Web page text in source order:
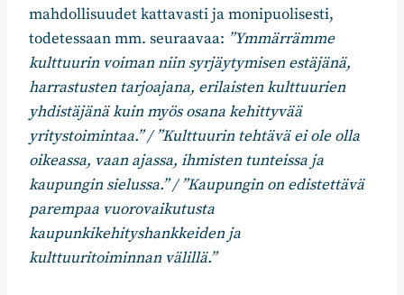
mahdollisuudet kattavasti ja monipuolisesti,
todetessaan mm. seuraavaa: ”Ymmärrämme
kulttuurin voiman niin syrjäytymisen estäjänä,
harrastusten tarjoajana, erilaisten kulttuurien
yhdistäjänä kuin myös osana kehittyvää
yritystoimintaa.” / ”Kulttuurin tehtävä ei ole olla
oikeassa, vaan ajassa, ihmisten tunteissa ja
kaupungin sielussa.” / ”Kaupungin on edistettävä
parempaa vuorovaikutusta
kaupunkikehityshankkeiden ja
kulttuuritoiminnan välillä.”